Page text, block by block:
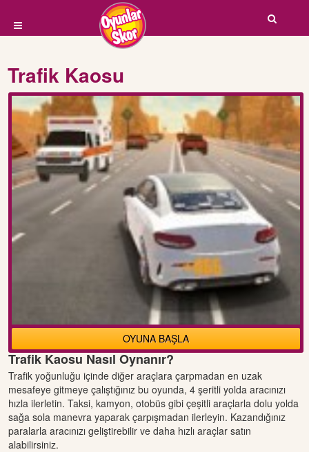
Trafik Kaosu
OYUNA BAŞLA
Trafik Kaosu Nasıl Oynanır?
Trafik yoğunluğu içinde diğer araçlara çarpmadan en uzak
mesafeye gitmeye çalıştığınız bu oyunda, 4 şeritli yolda aracınızı
hızla ilerletin. Taksi, kamyon, otobüs gibi çeşitli araçlarla dolu yolda
sağa sola manevra yaparak çarpışmadan ilerleyin. Kazandığınız
paralarla aracınızı geliştirebilir ve daha hızlı araçlar satın
alabilirsiniz.